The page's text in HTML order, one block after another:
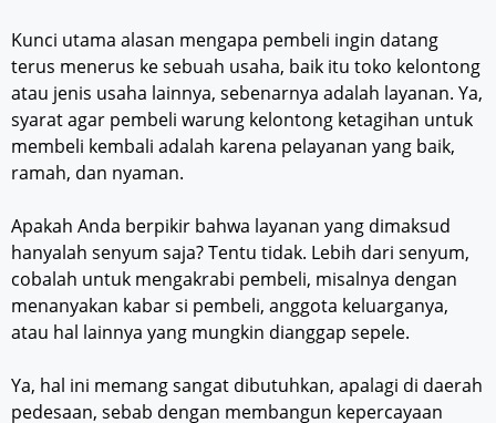
Kunci utama alasan mengapa pembeli ingin datang
terus menerus ke sebuah usaha, baik itu toko kelontong
atau jenis usaha lainnya, sebenarnya adalah layanan. Ya,
syarat agar pembeli warung kelontong ketagihan untuk
membeli kembali adalah karena pelayanan yang baik,
ramah, dan nyaman.
Apakah Anda berpikir bahwa layanan yang dimaksud
hanyalah senyum saja? Tentu tidak. Lebih dari senyum,
cobalah untuk mengakrabi pembeli, misalnya dengan
menanyakan kabar si pembeli, anggota keluarganya,
atau hal lainnya yang mungkin dianggap sepele.
Ya, hal ini memang sangat dibutuhkan, apalagi di daerah
pedesaan, sebab dengan membangun kepercayaan